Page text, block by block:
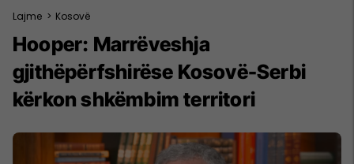
Lajme > Kosovë
Hooper: Marrëveshja
gjithëpërfshirëse Kosovë-Serbi
kërkon shkëmbim territori